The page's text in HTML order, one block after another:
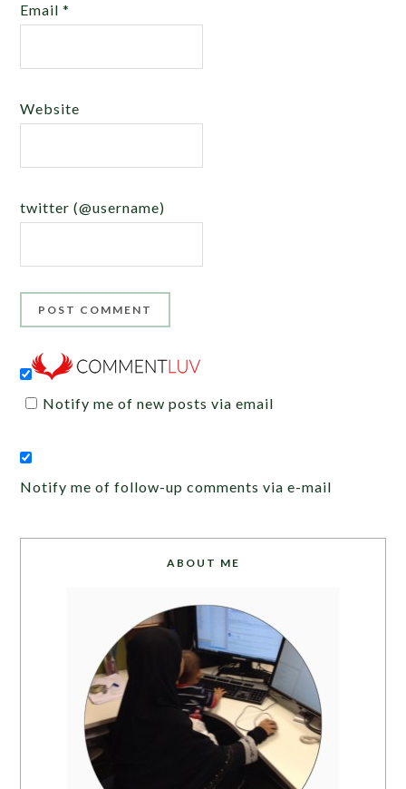
Email*
Website
twitter (@username)
Notify me of new posts via email
Notify me of follow-up comments via e-mail
ABOUT ME